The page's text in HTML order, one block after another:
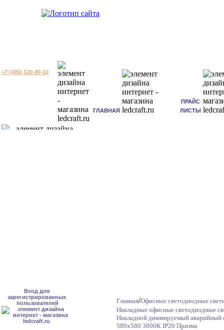
+7 (495) 120-80-10
ГЛАВНАЯ
ПРАЙС
ЛИСТЫ
Вход для
зарегистрированных
пользователей
Главная/Офисные светодиодные
Накладные офисные светодиодные
Накладной диммируемый аварийный
580x580 3000К IP20 Призма